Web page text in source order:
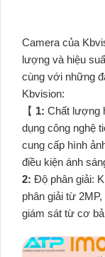
Camera của
lượng và hiệu
cùng với những
Kbvision:
【 1: Chất lượng
dụng công nghệ
cung cấp hình
điều kiện ánh
2: Độ phân giải:
phân giải từ
giám sát từ cơ